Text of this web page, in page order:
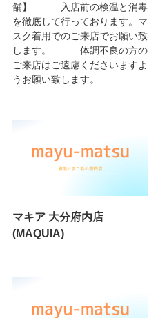
舗】 入店前の検温と消毒
を徹底して行っております。マ
スク着用でのご来店でお願い致
します。 体調不良の方の
ご来店はご遠慮くださいますよ
うお願い致します。
マキア 大分府内店
(MAQUIA)